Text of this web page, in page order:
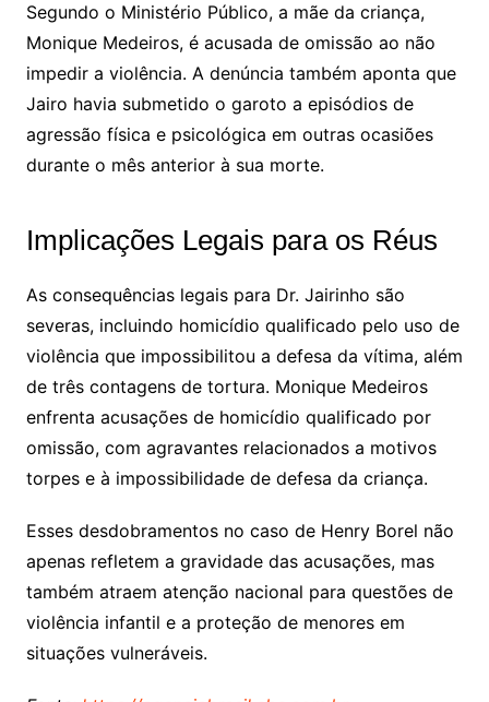
Segundo o Ministério Público, a mãe da criança,
Monique Medeiros, é acusada de omissão ao não
impedir a violência. A denúncia também aponta que
Jairo havia submetido o garoto a episódios de
agressão física e psicológica em outras ocasiões
durante o mês anterior à sua morte.
Implicações Legais para os Réus
As consequências legais para Dr. Jairinho são
severas, incluindo homicídio qualificado pelo uso de
violência que impossibilitou a defesa da vítima, além
de três contagens de tortura. Monique Medeiros
enfrenta acusações de homicídio qualificado por
omissão, com agravantes relacionados a motivos
torpes e à impossibilidade de defesa da criança.
Esses desdobramentos no caso de Henry Borel não
apenas refletem a gravidade das acusações, mas
também atraem atenção nacional para questões de
violência infantil e a proteção de menores em
situações vulneráveis.